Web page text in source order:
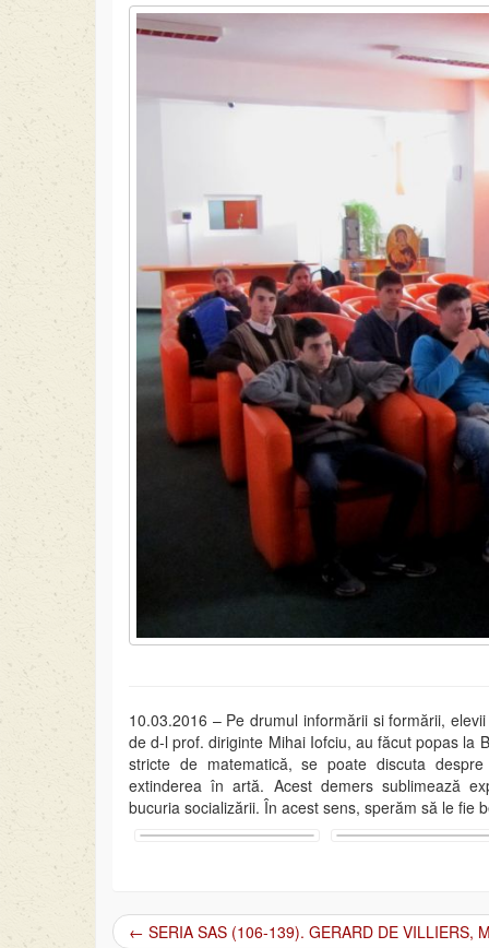
10.03.2016 – Pe drumul informării si formării,
de d-l prof. diriginte Mihai Iofciu, au făcut popas la
stricte de matematică, se poate discuta
extinderea în artă. Acest demers sublimează
bucuria socializării. În acest sens, sperăm să le fie
← SERIA SAS (106-139). GERARD DE VILLIERS,